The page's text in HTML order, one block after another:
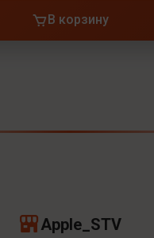
В корзину
Apple_STV